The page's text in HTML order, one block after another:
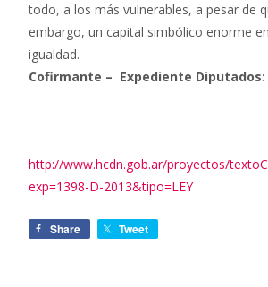
todo, a los más vulnerables, a pesar de
embargo, un capital simbólico enorme
igualdad.
Cofirmante – Expediente Diputados:
http://www.hcdn.gob.ar/proyectos/
exp=1398-D-2013&tipo=LEY
Share Tweet